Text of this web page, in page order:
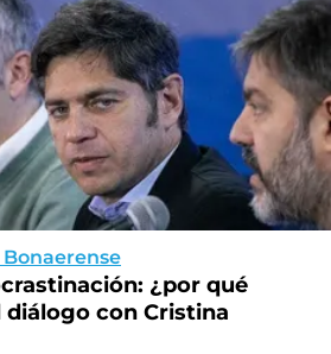
¿por qué
con Cristina